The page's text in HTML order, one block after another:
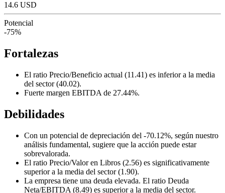
14.6 USD
Potencial
-75%
Fortalezas
El ratio Precio/Beneficio actual (11.41) es inferior a la media
del sector (40.02).
Fuerte margen EBITDA de 27.44%.
Debilidades
Con un potencial de depreciación del -70.12%, según nuestro
análisis fundamental, sugiere que la acción puede estar
sobrevalorada.
El ratio Precio/Valor en Libros (2.56) es significativamente
superior a la media del sector (1.90).
La empresa tiene una deuda elevada. El ratio Deuda
Neta/EBITDA (8.49) es superior a la media del sector.